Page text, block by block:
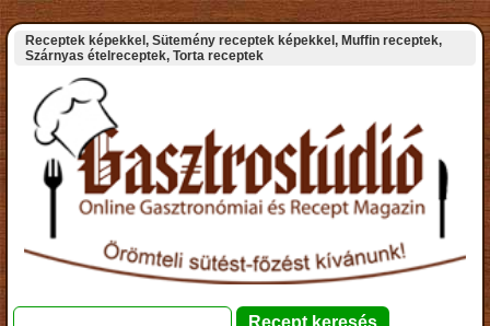
Receptek képekkel, Sütemény receptek képekkel, Muffin receptek,
Szárnyas ételreceptek, Torta receptek